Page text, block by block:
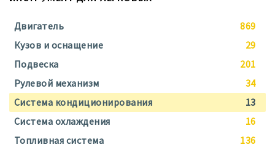
Двигатель
869
Кузов и оснащение
29
Подвеска
201
Рулевой механизм
34
Система кондиционирования
13
Система охлаждения
16
Топливная система
136